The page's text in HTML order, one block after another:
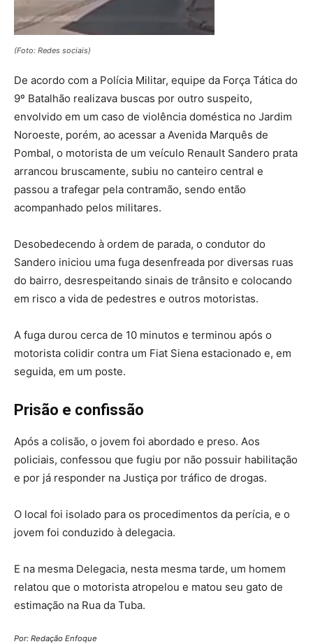
(Foto: Redes sociais)
De acordo com a Polícia Militar, equipe da Força Tática do
9º Batalhão realizava buscas por outro suspeito,
envolvido em um caso de violência doméstica no Jardim
Noroeste, porém, ao acessar a Avenida Marquês de
Pombal, o motorista de um veículo Renault Sandero prata
arrancou bruscamente, subiu no canteiro central e
passou a trafegar pela contramão, sendo então
acompanhado pelos militares.
Desobedecendo à ordem de parada, o condutor do
Sandero iniciou uma fuga desenfreada por diversas ruas
do bairro, desrespeitando sinais de trânsito e colocando
em risco a vida de pedestres e outros motoristas.
A fuga durou cerca de 10 minutos e terminou após o
motorista colidir contra um Fiat Siena estacionado e, em
seguida, em um poste.
Prisão e confissão
Após a colisão, o jovem foi abordado e preso. Aos
policiais, confessou que fugiu por não possuir habilitação
e por já responder na Justiça por tráfico de drogas.
O local foi isolado para os procedimentos da perícia, e o
jovem foi conduzido à delegacia.
E na mesma Delegacia, nesta mesma tarde, um homem
relatou que o motorista atropelou e matou seu gato de
estimação na Rua da Tuba.
Por: Redação Enfoque